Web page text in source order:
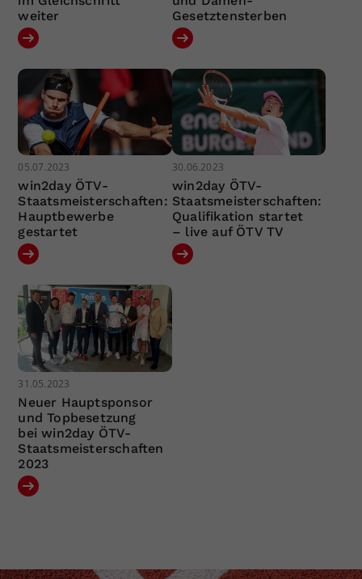
weiter
Gesetztensterben
05.07.2023
win2day ÖTV-
Staatsmeisterschaften:
Hauptbewerbe
gestartet
30.06.2023
win2day ÖTV-
Staatsmeisterschaften:
Qualifikation startet
– live auf ÖTV TV
31.05.2023
Neuer Hauptsponsor
und Topbesetzung
bei win2day ÖTV-
Staatsmeisterschaften
2023